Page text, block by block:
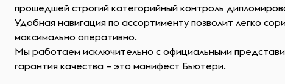
прошедшей строгий категорийный контроль
Удобная навигация по ассортименту позволит легко
максимально оперативно.
Мы работаем исключительно с официальными
гарантия качества – это манифест Бьютери.